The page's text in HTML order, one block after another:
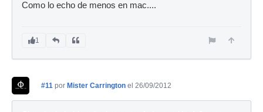
Como lo echo de menos en mac....
1
#11 por Mister Carrington el 26/09/2012